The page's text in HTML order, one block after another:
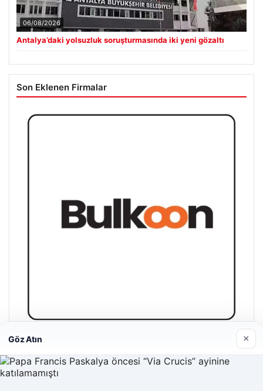
06/08/2026
Antalya’daki yolsuzluk soruşturmasında iki yeni gözaltı
Son Eklenen Firmalar
Bulkoon Toptan Ayakkabı
03/05/2026
Göz Atın ×